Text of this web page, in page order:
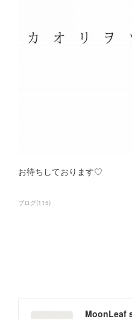
お待ちしております♡
ブログ(115)